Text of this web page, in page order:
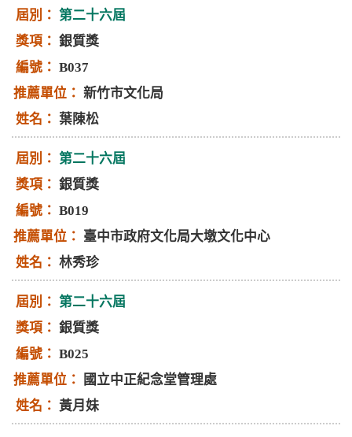
第二十六屆
銀質獎
B037
新竹市文化局
葉陳松
第二十六屆
銀質獎
B019
臺中市政府文化局大墩文化中心
林秀珍
第二十六屆
銀質獎
B025
國立中正紀念堂管理處
黃月妹